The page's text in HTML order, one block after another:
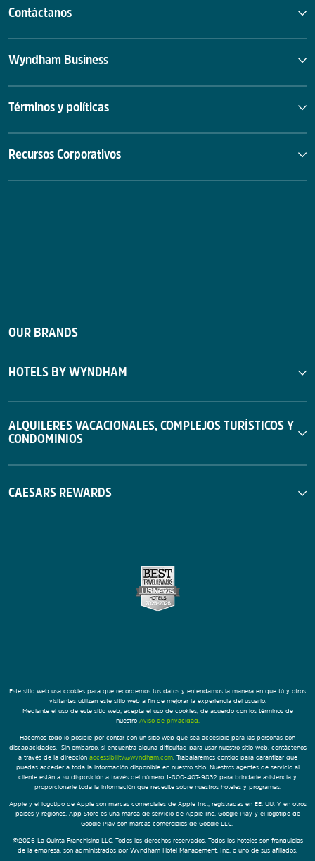
Contáctanos
Wyndham Business
Términos y políticas
Recursos Corporativos
OUR BRANDS
HOTELS BY WYNDHAM
ALQUILERES VACACIONALES, COMPLEJOS TURÍSTICOS Y
CONDOMINIOS
CAESARS REWARDS
Este sitio web usa cookies para que recordemos tus datos y entendamos la manera en que tú y otros
visitantes utilizan este sitio web a fin de mejorar la experiencia del usuario.
Mediante el uso de este sitio web, acepta el uso de cookies, de acuerdo con los términos de
nuestro Aviso de privacidad.
Hacemos todo lo posible por contar con un sitio web que sea accesible para las personas con
discapacidades. Sin embargo, si encuentra alguna dificultad para usar nuestro sitio web, contáctenos
a través de la dirección accessibility@wyndham.com. Trabajaremos contigo para garantizar que
puedas acceder a toda la información disponible en nuestro sitio. Nuestros agentes de servicio al
cliente están a su disposición a través del número 1-800-407-9832 para brindarle asistencia y
proporcionarle toda la información que necesite sobre nuestros hoteles y programas.
Apple y el logotipo de Apple son marcas comerciales de Apple Inc., registradas en EE. UU. Y en otros
países y regiones. App Store es una marca de servicio de Apple Inc. Google Play y el logotipo de
Google Play son marcas comerciales de Google LLC.
©2026 La Quinta Franchising LLC. Todos los derechos reservados. Todos los hoteles son franquicias
de la empresa, son administrados por Wyndham Hotel Management, Inc. o uno de sus afiliados.